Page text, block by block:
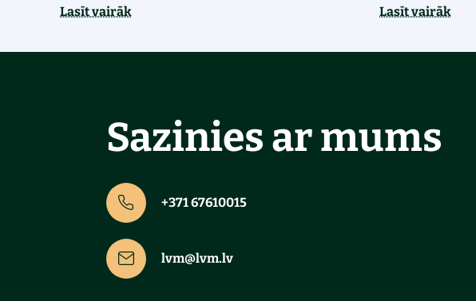
Lasīt vairāk
Lasīt vairāk
Sazinies ar mums
+371 67610015
lvm@lvm.lv